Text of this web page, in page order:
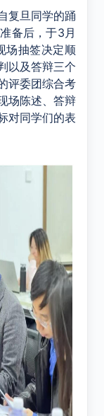
复旦同学的踊
备后，于3 月
场抽签决定顺
以及答辩三个
评委团综合考
场陈述、答辩
对同学们的表